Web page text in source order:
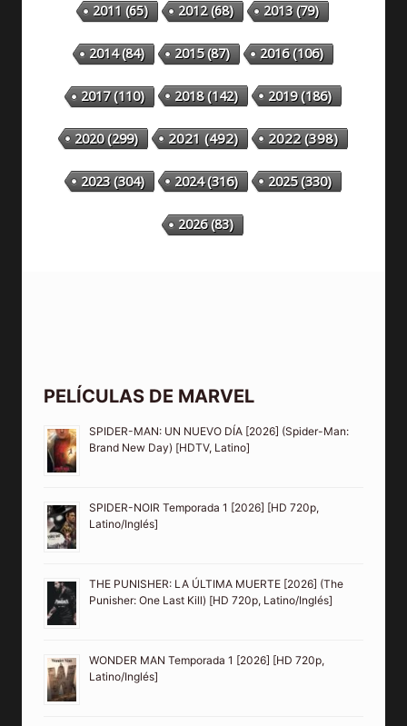
2011 (65) 2012(68) 2013(79)
2014(84) 2015(87) 2016(106)
2017(110) 2018(142) 2019(186)
2020(299) 2021(492) 2022(398)
2023(304) 2024(316) 2025(330)
2026(83)
PELÍCULAS DE MARVEL
SPIDER-MAN: UN NUEVO DÍA [2026] (Spider-Man:
Brand New Day) [HDTV, Latino]
SPIDER-NOIR Temporada 1 [2026] [HD 720p,
Latino/Inglés]
THE PUNISHER: LA ÚLTIMA MUERTE [2026] (The
Punisher: One Last Kill) [HD 720p, Latino/Inglés]
WONDER MAN Temporada 1 [2026] [HD 720p,
Latino/Inglés]